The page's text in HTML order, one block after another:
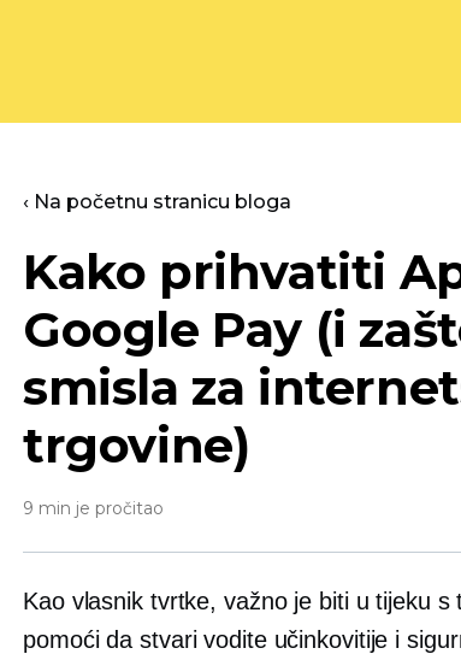
‹ Na početnu stranicu bloga
Kako prihvatiti
Google Pay (i
smisla za
trgovine)
9 min je pročitao
Kao vlasnik tvrtke, važno je biti u tijeku
pomoći da stvari vodite učinkovitije i